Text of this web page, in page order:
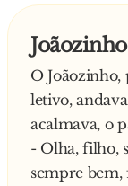
O
letivo,
acalmava, o
- Olha, filho,
sempre